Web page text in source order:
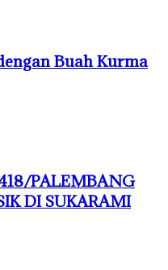
Buah Kurma
PALEMBANG
DI SUKARAMI